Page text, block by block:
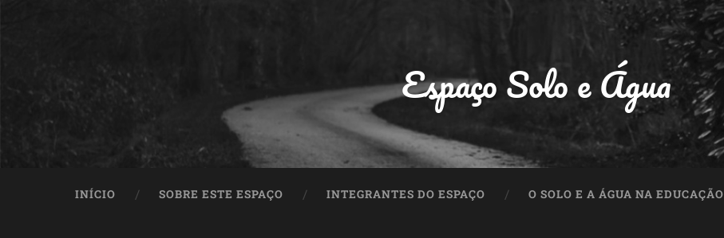
Espaço Solo e Água
INÍCIO SOBRE ESTE ESPAÇO INTEGRANTES DO ESPAÇO O SOLO E A ÁGUA NA EDUCAÇÃO